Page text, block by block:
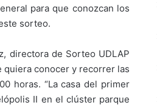
para que conozcan los
sorteo.
directora de Sorteo UDLAP
conocer y recorrer las
horas. “La casa del primer
II en el clúster parque